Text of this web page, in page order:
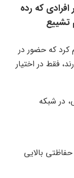
که رده
تشییع
کرد که حضور در
فقط در اختیار
در شبکه
بالایی